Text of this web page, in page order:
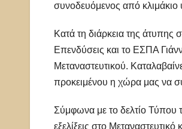
συνοδευόμενος από
Κατά τη διάρκεια της
Επενδύσεις και το ΕΣΠΑ
Μεταναστευτικού.
προκειμένου η χώρα μας να
Σύμφωνα με το δελτίο Τύπου
εξελίξεις στο